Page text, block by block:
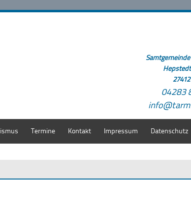
04283
Termine Kontakt Impressum Datenschutz